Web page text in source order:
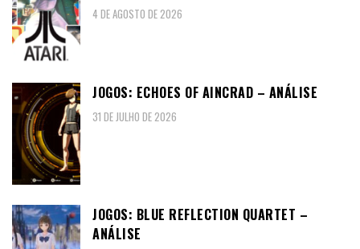
4 DE AGOSTO DE 2026
JOGOS: ECHOES OF AINCRAD – ANÁLISE
31 DE JULHO DE 2026
JOGOS: BLUE REFLECTION QUARTET –
ANÁLISE